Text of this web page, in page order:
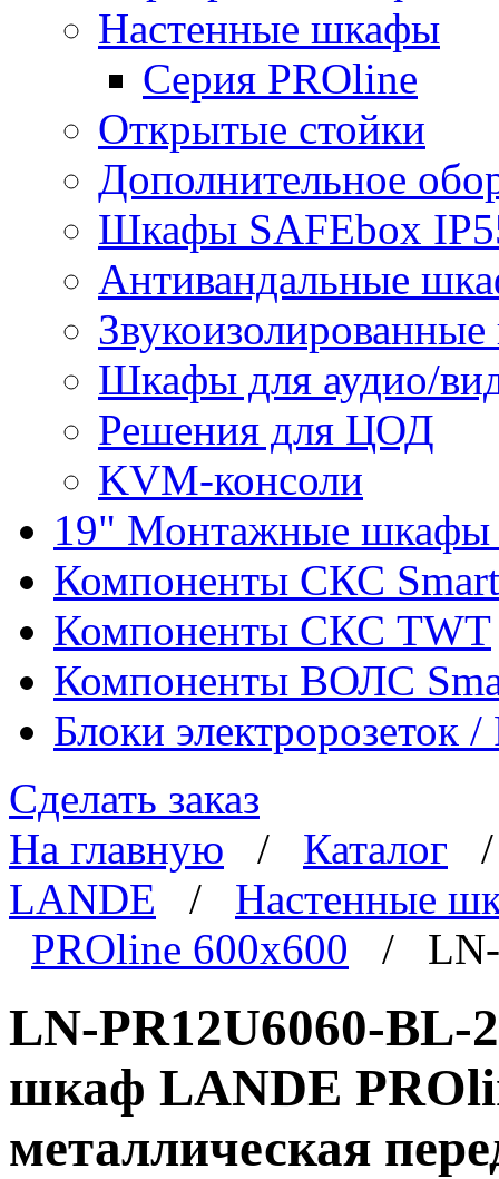
Настенные шкафы
Серия PROline
Открытые стойки
Дополнительное
Шкафы SAFEbox
Антивандальные
Шкафы для аудио/
Решения для ЦОД
KVM-консоли
19" Монтажные шкафы
Компоненты СКС
Компоненты СКС TWT
Компоненты ВОЛС
Блоки электророзеток
Сделать заказ
На главную / Каталог
LANDE / Настенные
PROline 600x600 / LN-
LN-PR12U6060-BL-
шкаф LANDE
металлическая